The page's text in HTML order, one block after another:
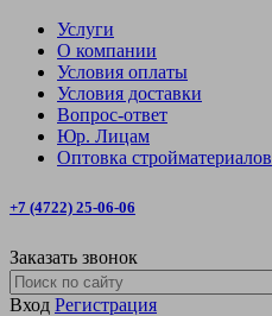
Услуги
О компании
Условия оплаты
Условия доставки
Вопрос-ответ
Юр. Лицам
Оптовка стройматериалов
+7 (4722) 25-06-06
Заказать звонок
Вход Регистрация